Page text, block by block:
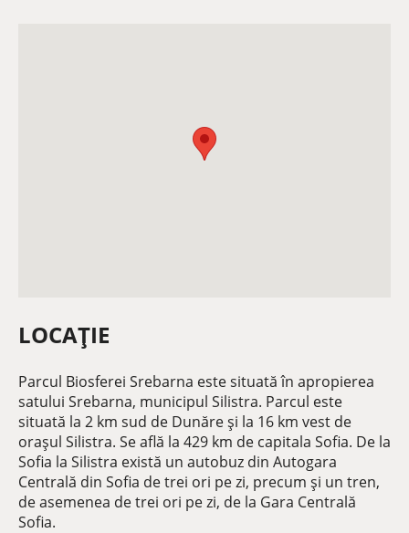
LOCAȚIE
Parcul Biosferei Srebarna este situată în apropierea
satului Srebarna, municipul Silistra. Parcul este
situată la 2 km sud de Dunăre și la 16 km vest de
orașul Silistra. Se află la 429 km de capitala Sofia. De la
Sofia la Silistra există un autobuz din Autogara
Centrală din Sofia de trei ori pe zi, precum și un tren,
de asemenea de trei ori pe zi, de la Gara Centrală
Sofia.